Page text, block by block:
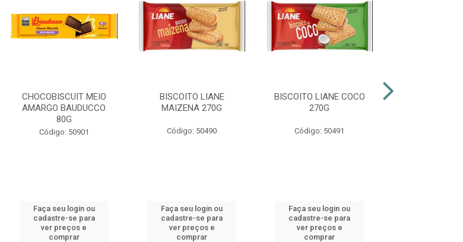
CHOCOBISCUIT MEIO
AMARGO BAUDUCCO
80G
Código: 50901
Faça seu login ou
cadastre-se para
ver preços e
comprar
BISCOITO LIANE
MAIZENA 270G
Código: 50490
Faça seu login ou
cadastre-se para
ver preços e
comprar
BISCOITO LIANE COCO
270G
Código: 50491
Faça seu login ou
cadastre-se para
ver preços e
comprar